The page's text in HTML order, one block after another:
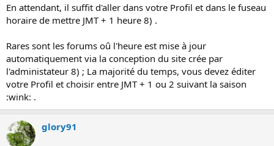
En attendant, il suffit d'aller dans votre Profil et dans le fuseau
horaire de mettre JMT + 1 heure 8) .
Rares sont les forums oû l'heure est mise à jour
automatiquement via la conception du site crée par
l'administateur 8) ; La majorité du temps, vous devez éditer
votre Profil et choisir entre JMT + 1 ou 2 suivant la saison
:wink: .
glory91